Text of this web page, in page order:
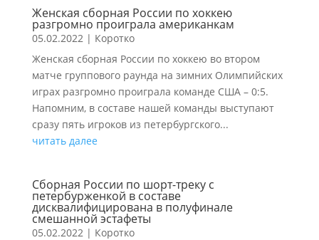
Женская сборная России по хоккею
разгромно проиграла американкам
05.02.2022| Коротко
Женская сборная России по хоккею во втором
матче группового раунда на зимних Олимпийских
играх разгромно проиграла команде США – 0:5.
Напомним, в составе нашей команды выступают
сразу пять игроков из петербургского...
читать далее
Сборная России по шорт-треку с
петербурженкой в составе
дисквалифицирована в полуфинале
смешанной эстафеты
05.02.2022| Коротко